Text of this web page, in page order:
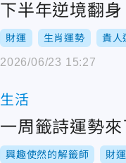
下半年逆境翻
財運 生肖運勢 貴人
2026/06/23 15:27
生活
一周籤詩運勢
興趣使然的解籤師 財運